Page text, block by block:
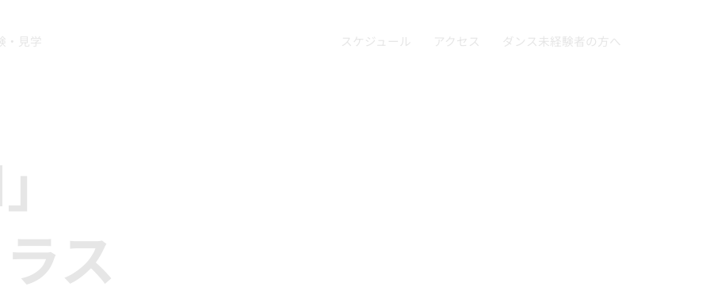
・見学 スケジュール アクセス ダンス未経験者の方へ
ス